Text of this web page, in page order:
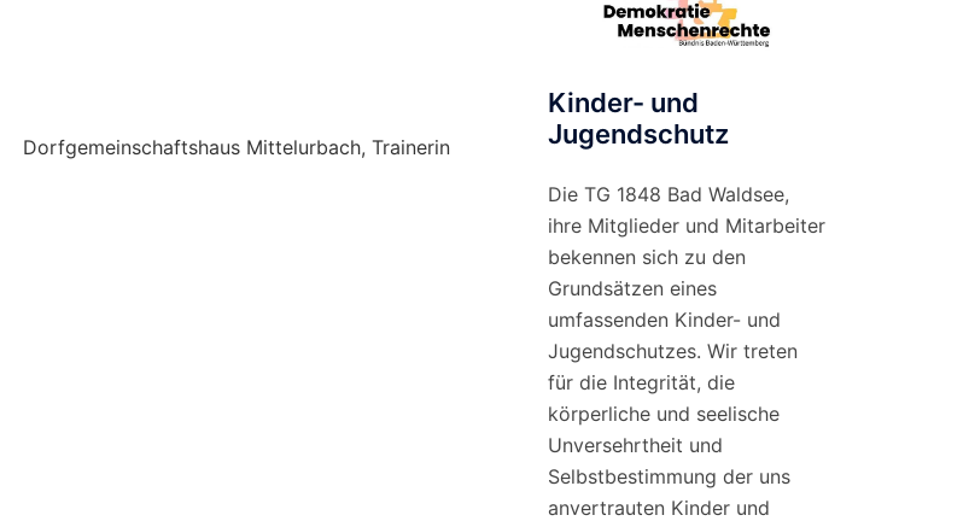
Dorfgemeinschaftshaus Mittelurbach, Trainerin
Kinder- und
Jugendschutz
Die TG 1848 Bad Waldsee,
ihre Mitglieder und Mitarbeiter
bekennen sich zu den
Grundsätzen eines
umfassenden Kinder- und
Jugendschutzes. Wir treten
für die Integrität, die
körperliche und seelische
Unversehrtheit und
Selbstbestimmung der uns
anvertrauten Kinder und